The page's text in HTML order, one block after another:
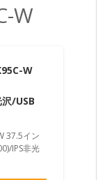
W
W
/USB
37.5イン
IPS非光